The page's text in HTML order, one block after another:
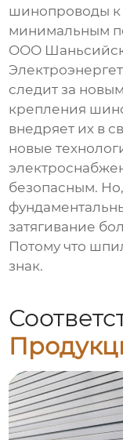
шинопроводы к
минимальным
ООО
следит за
крепления
внедряет их в
новые
безопасным.
затягивание
Потому что
знак.